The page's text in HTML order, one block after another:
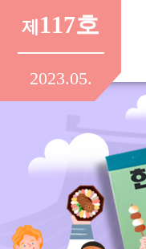
제 117호
2023.05.